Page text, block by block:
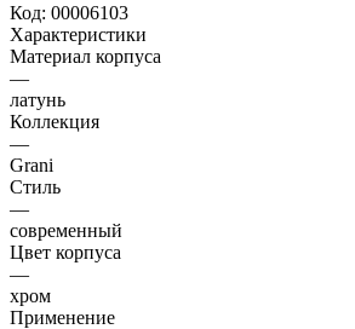
Код: 00006103
Характеристики
Материал корпуса
—
латунь
Коллекция
—
Grani
Стиль
—
современный
Цвет корпуса
—
хром
Применение